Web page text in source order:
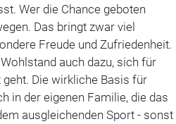
Wer die Chance geboten
Das bringt zwar viel
Freude und Zufriedenheit.
auch dazu, sich für
Die wirkliche Basis für
in der eigenen Familie, die das
ausgleichenden Sport - sonst